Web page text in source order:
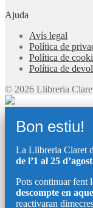
Ajuda
Avís legal
Política de
Política de
Política de
© 2026 Llibreria
Bon estiu!
La Llibreria Claret
de l’1 al 25 d’agost
Pots continuar fent
descompte en
reactivaran